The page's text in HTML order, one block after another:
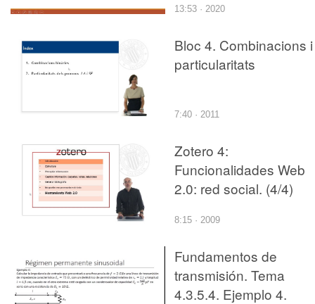
13:53 · 2020
Bloc 4. Combinacions i
particularitats
7:40 · 2011
Zotero 4:
Funcionalidades Web
2.0: red social. (4/4)
8:15 · 2009
Fundamentos de
transmisión. Tema
4.3.5.4. Ejemplo 4.